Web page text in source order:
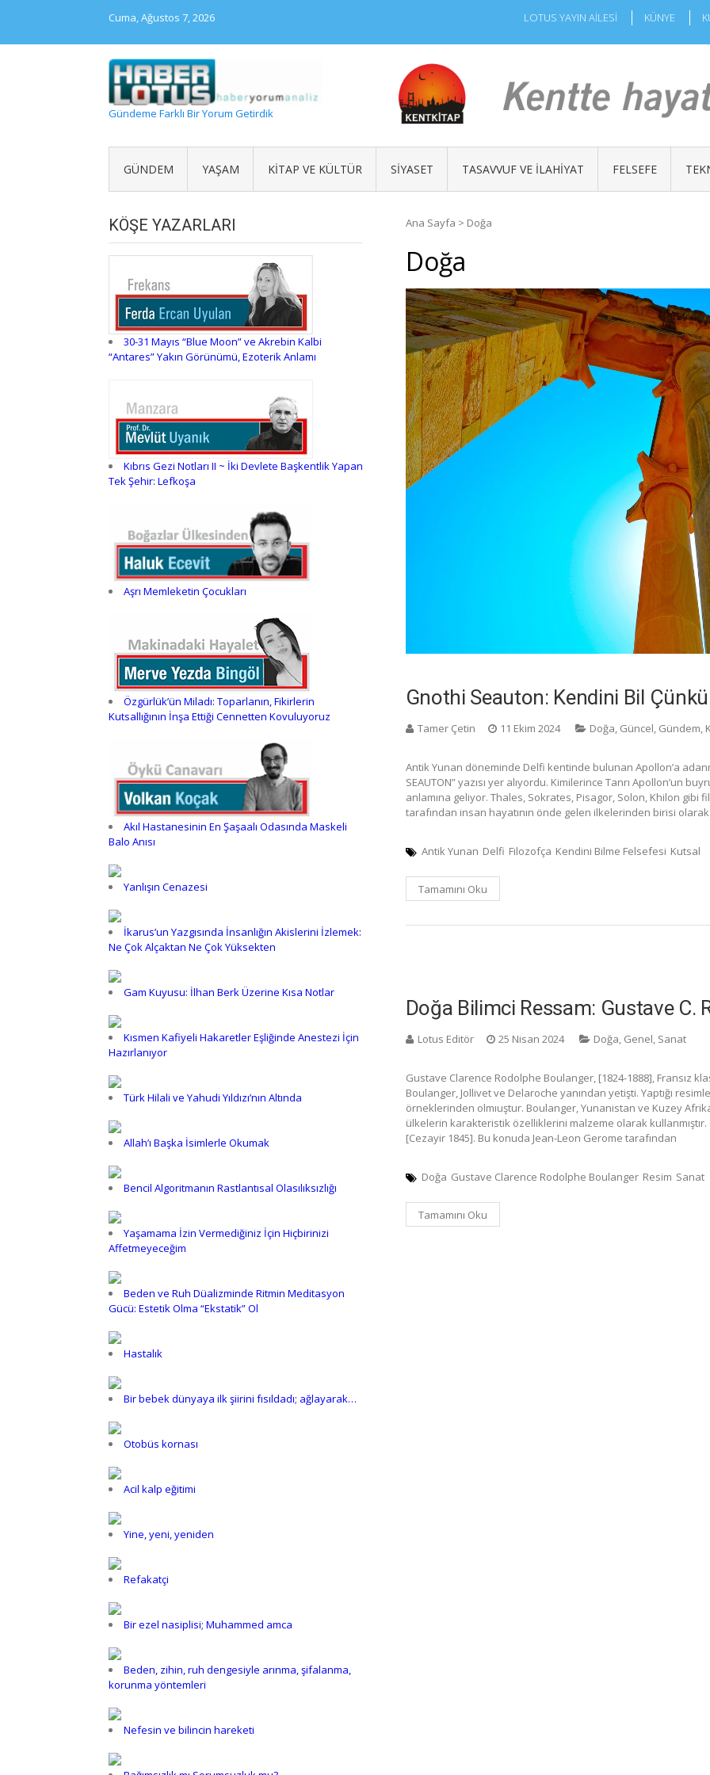
Cuma, Ağustos 7, 2026 LOTUS YAYIN AİLESİ KÜNYE
Gündeme Farklı Bir Yorum Getirdik
GÜNDEM YAŞAM KITAP VE KÜLTÜR SIYASET TASAVVUF VE İLAHIYAT FELSEFE
Ana Sayfa > Doğa
Doğa
Gnothi Seauton: Kendini Bil
Tamer Çetin 11 Ekim 2024 Doğa, Güncel, Gündem,
Antik Yunan döneminde Delfi kentinde bulunan Apollon’a
SEAUTON” yazısı yer alıyordu. Kimilerince Tanrı Apollon’un
anlamına geliyor. Thales, Sokrates, Pisagor, Solon, Khilon
tarafından insan hayatının önde gelen ilkelerinden birisi olarak
Antik Yunan Delfi Filozofça Kendini Bilme Felsefesi Kutsal
Tamamını Oku
Doğa Bilimci Ressam: Gustave C.
Lotus Editör 25 Nisan 2024 Doğa, Genel, Sanat
Gustave Clarence Rodolphe Boulanger, [1824-1888], Fransız
Boulanger, Jollivet ve Delaroche yanından yetişti. Yaptığı
örneklerinden olmıuştur. Boulanger, Yunanistan ve Kuzey
ülkelerin karakteristik özelliklerini malzeme olarak
[Cezayir 1845]. Bu konuda Jean-Leon Gerome tarafından
Doğa Gustave Clarence Rodolphe Boulanger Resim Sanat
Tamamını Oku
KÖŞE YAZARLARI
30-31 Mayıs “Blue Moon” ve Akrebin Kalbi
“Antares” Yakın Görünümü, Ezoterik Anlamı
Kıbrıs Gezi Notları II ~ İki Devlete Başkentlik Yapan
Tek Şehir: Lefkoşa
Aşrı Memleketin Çocukları
Özgürlük’ün Miladı: Toparlanın, Fikirlerin
Kutsallığının İnşa Ettiği Cennetten Kovuluyoruz
Akıl Hastanesinin En Şaşaalı Odasında Maskeli
Balo Anısı
Yanlışın Cenazesi
İkarus’un Yazgısında İnsanlığın Akislerini İzlemek:
Ne Çok Alçaktan Ne Çok Yüksekten
Gam Kuyusu: İlhan Berk Üzerine Kısa Notlar
Kısmen Kafiyeli Hakaretler Eşliğinde Anestezi İçin
Hazırlanıyor
Türk Hilali ve Yahudi Yıldızı’nın Altında
Allah’ı Başka İsimlerle Okumak
Bencil Algoritmanın Rastlantısal Olasılıksızlığı
Yaşamama İzin Vermediğiniz İçin Hiçbirinizi
Affetmeyeceğim
Beden ve Ruh Düalizminde Ritmin Meditasyon
Gücü: Estetik Olma “Ekstatik” Ol
Hastalık
Bir bebek dünyaya ilk şiirini fısıldadı; ağlayarak…
Otobüs kornası
Acil kalp eğitimi
Yine, yeni, yeniden
Refakatçi
Bir ezel nasiplisi; Muhammed amca
Beden, zihin, ruh dengesiyle arınma, şifalanma,
korunma yöntemleri
Nefesin ve bilincin hareketi